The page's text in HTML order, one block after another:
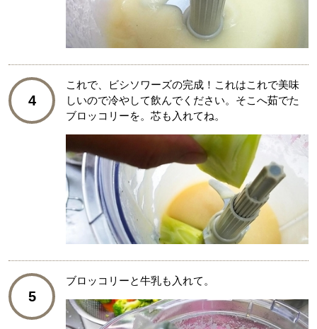
4
これで、ビシソワーズの完成！これはこれで美味
しいので冷やして飲んでください。そこへ茹でた
ブロッコリーを。芯も入れてね。
5
ブロッコリーと牛乳も入れて。